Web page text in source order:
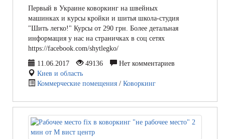
Первый в Украине коворкинг на швейных
машинках и курсы кройки и шитья школа-студия
"Шить легко!" Курсы от 290 грн. Более детальная
информация у нас на страничках в соц сетях
https://facebook.com/shytlegko/
11.06.2017
49136
Нет комментариев
Киев и область
Коммерческие помещения / Коворкинг